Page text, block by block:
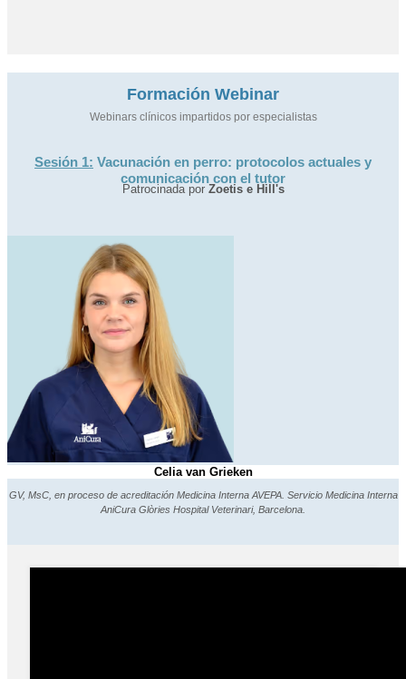
Formación Webinar
Webinars clínicos impartidos por especialistas
Sesión 1: Vacunación en perro: protocolos actuales y
comunicación con el tutor
Patrocinada por Zoetis e Hill's
Celia van Grieken
GV, MsC, en proceso de acreditación Medicina Interna AVEPA. Servicio Medicina Interna
AniCura Glòries Hospital Veterinari, Barcelona.